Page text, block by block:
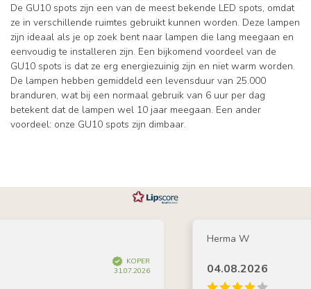
De GU10 spots zijn een van de meest bekende LED spots, omdat
ze in verschillende ruimtes gebruikt kunnen worden. Deze lampen
zijn ideaal als je op zoek bent naar lampen die lang meegaan en
eenvoudig te installeren zijn. Een bijkomend voordeel van de
GU10 spots is dat ze erg energiezuinig zijn en niet warm worden.
De lampen hebben gemiddeld een levensduur van 25.000
branduren, wat bij een normaal gebruik van 6 uur per dag
betekent dat de lampen wel 10 jaar meegaan. Een ander
voordeel: onze GU10 spots zijn dimbaar.
KOPER
31.07.2026
Herma W
04.08.2026